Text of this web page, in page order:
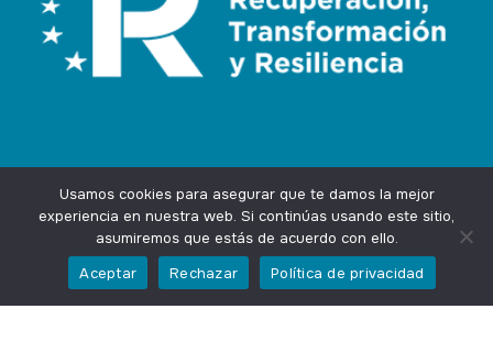
Design byAgencia Marketing OnlineIngenium.Marketing
Privacidad
Usamos cookies para asegurar que te damos la mejor
experiencia en nuestra web. Si continúas usando este sitio,
asumiremos que estás de acuerdo con ello.
Aceptar
Rechazar Política de privacidad